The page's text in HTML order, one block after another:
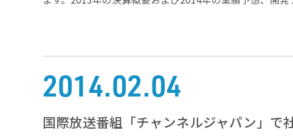
2014.02.04
国際放送番組「チャンネルジャパン」で